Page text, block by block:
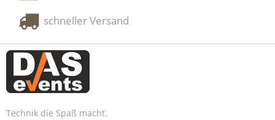
schneller Versand
Technik die Spaß macht.